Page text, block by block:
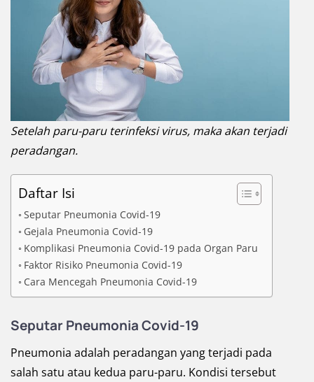
Setelah paru-paru terinfeksi virus, maka akan terjadi
peradangan.
Daftar Isi
Seputar Pneumonia Covid-19
Gejala Pneumonia Covid-19
Komplikasi Pneumonia Covid-19 pada Organ Paru
Faktor Risiko Pneumonia Covid-19
Cara Mencegah Pneumonia Covid-19
Seputar Pneumonia Covid-19
Pneumonia adalah peradangan yang terjadi pada
salah satu atau kedua paru-paru. Kondisi tersebut